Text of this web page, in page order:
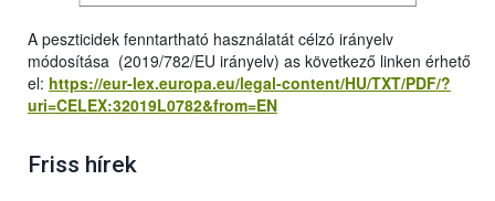
A peszticidek fenntartható használatát célzó irányelv
módosítása (2019/782/EU irányelv) as következő linken érhető
el: https://eur-lex.europa.eu/legal-content/HU/TXT/PDF/?
uri=CELEX:32019L0782&from=EN
Friss hírek